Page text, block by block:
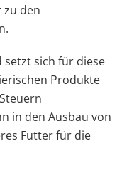
zu den
sich für diese
Produkte
in den Ausbau von
Futter für die